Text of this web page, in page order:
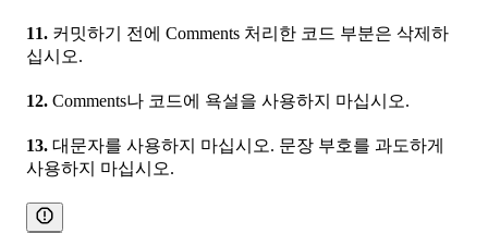
11. 커밋하기 전에 Comments 처리한 코드 부분은 삭제하
십시오.
12. Comments나 코드에 욕설을 사용하지 마십시오.
13. 대문자를 사용하지 마십시오. 문장 부호를 과도하게
사용하지 마십시오.